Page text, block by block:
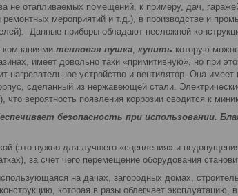
не отапливаемых помещений, к примеру, дач,
мероприятий и т.д.), в производстве и
Данные приборы обладают несложной
тепловая пушка, купить которую
имеет довольно таки «примитивную», но при
нагревательное устройство и вентилятор. Она
сделанный из нержавеющей стали.
вероятность появления коррозии сводится к
безопасность при использовании.
(это нужно для лучшего «сцепления» и
за счет чего перемещение оборудования
на дачах, загородных домах,
которая в разы облегчает эксплуатацию,